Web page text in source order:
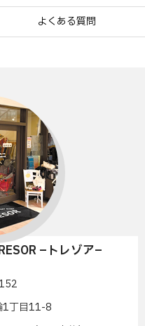
よくある質問
–トレゾア–
1丁目11-8